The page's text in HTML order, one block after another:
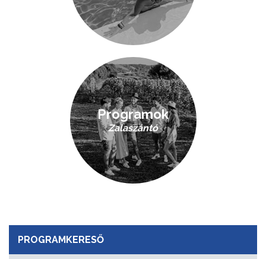
PROGRAMKERESŐ
Programok
Zalaszántó